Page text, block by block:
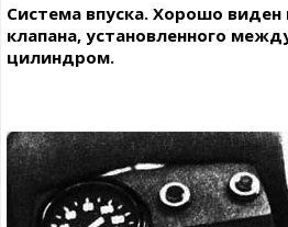
Система впуска. Хорошо виден
клапана, установленного
цилиндром.